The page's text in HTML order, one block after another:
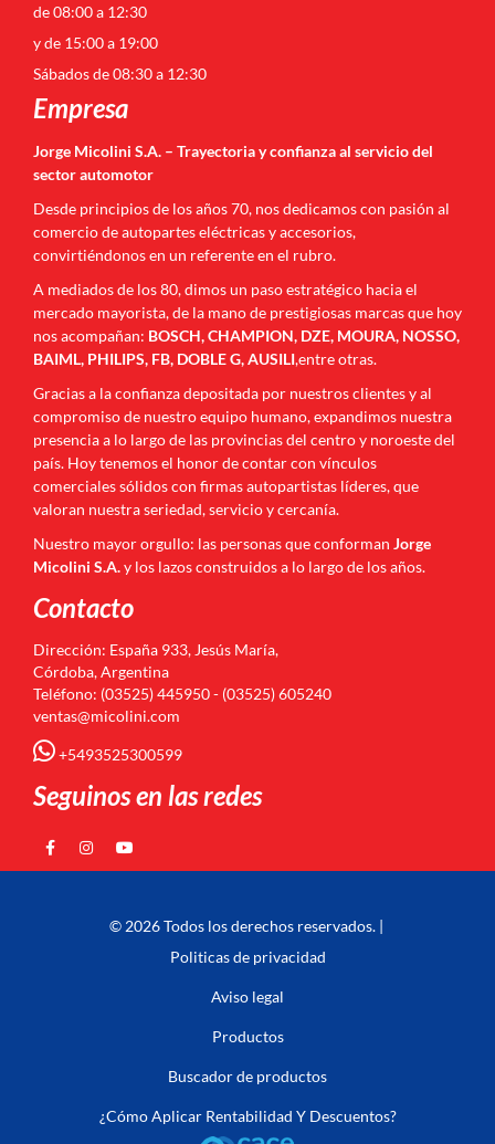
de 08:00 a 12:30
y de 15:00 a 19:00
Sábados de 08:30 a 12:30
Empresa
Jorge Micolini S.A. – Trayectoria y confianza al servicio del
sector automotor
Desde principios de los años 70, nos dedicamos con pasión al
comercio de autopartes eléctricas y accesorios,
convirtiéndonos en un referente en el rubro.
A mediados de los 80, dimos un paso estratégico hacia el
mercado mayorista, de la mano de prestigiosas marcas que hoy
nos acompañan: BOSCH, CHAMPION, DZE, MOURA, NOSSO,
BAIML, PHILIPS, FB, DOBLE G, AUSILI,entre otras.
Gracias a la confianza depositada por nuestros clientes y al
compromiso de nuestro equipo humano, expandimos nuestra
presencia a lo largo de las provincias del centro y noroeste del
país. Hoy tenemos el honor de contar con vínculos
comerciales sólidos con firmas autopartistas líderes, que
valoran nuestra seriedad, servicio y cercanía.
Nuestro mayor orgullo: las personas que conforman Jorge
Micolini S.A.y los lazos construidos a lo largo de los años.
Contacto
Dirección: España 933, Jesús María,
Córdoba, Argentina
Teléfono: (03525) 445950 - (03525) 605240
ventas@micolini.com
+5493525300599
Seguinos en las redes
© 2026 Todos los derechos reservados. |
Politicas de privacidad
Aviso legal
Productos
Buscador de productos
¿Cómo Aplicar Rentabilidad Y Descuentos?